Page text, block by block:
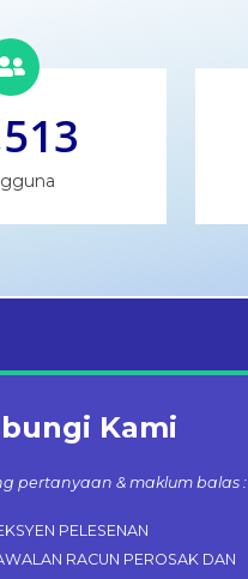
Kami
pertanyaan & maklum balas :
PELESENAN
RACUN PEROSAK DAN